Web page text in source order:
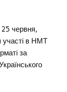
25 червня,
участі в НМТ
за